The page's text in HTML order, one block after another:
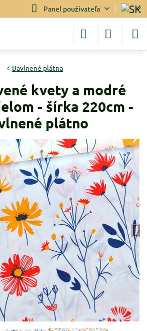
Panel používateľa
Bavlnené plátna
kvety a modré
- šírka 220cm -
plátno